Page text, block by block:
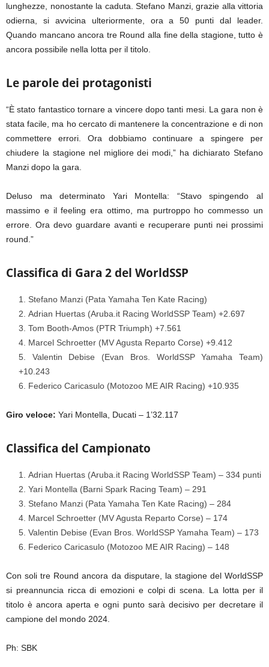
lunghezze, nonostante la caduta. Stefano Manzi, grazie alla vittoria
odierna, si avvicina ulteriormente, ora a 50 punti dal leader.
Quando mancano ancora tre Round alla fine della stagione, tutto è
ancora possibile nella lotta per il titolo.
Le parole dei protagonisti
“È stato fantastico tornare a vincere dopo tanti mesi. La gara non è
stata facile, ma ho cercato di mantenere la concentrazione e di non
commettere errori. Ora dobbiamo continuare a spingere per
chiudere la stagione nel migliore dei modi,” ha dichiarato Stefano
Manzi dopo la gara.
Deluso ma determinato Yari Montella: “Stavo spingendo al
massimo e il feeling era ottimo, ma purtroppo ho commesso un
errore. Ora devo guardare avanti e recuperare punti nei prossimi
round.”
Classifica di Gara 2 del WorldSSP
Stefano Manzi (Pata Yamaha Ten Kate Racing)
Adrian Huertas (Aruba.it Racing WorldSSP Team) +2.697
Tom Booth-Amos (PTR Triumph) +7.561
Marcel Schroetter (MV Agusta Reparto Corse) +9.412
Valentin Debise (Evan Bros. WorldSSP Yamaha Team)
+10.243
Federico Caricasulo (Motozoo ME AIR Racing) +10.935
Giro veloce: Yari Montella, Ducati – 1’32.117
Classifica del Campionato
Adrian Huertas (Aruba.it Racing WorldSSP Team) – 334 punti
Yari Montella (Barni Spark Racing Team) – 291
Stefano Manzi (Pata Yamaha Ten Kate Racing) – 284
Marcel Schroetter (MV Agusta Reparto Corse) – 174
Valentin Debise (Evan Bros. WorldSSP Yamaha Team) – 173
Federico Caricasulo (Motozoo ME AIR Racing) – 148
Con soli tre Round ancora da disputare, la stagione del WorldSSP
si preannuncia ricca di emozioni e colpi di scena. La lotta per il
titolo è ancora aperta e ogni punto sarà decisivo per decretare il
campione del mondo 2024.
Ph: SBK